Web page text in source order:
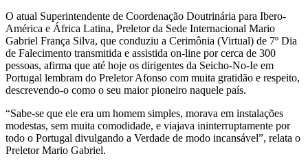
O atual Superintendente de Coordenação Doutrinária para Ibero-
América e África Latina, Preletor da Sede Internacional Mario
Gabriel França Silva, que conduziu a Cerimônia (Virtual) de 7º Dia
de Falecimento transmitida e assistida on-line por cerca de 300
pessoas, afirma que até hoje os dirigentes da Seicho-No-Ie em
Portugal lembram do Preletor Afonso com muita gratidão e respeito,
descrevendo-o como o seu maior pioneiro naquele país.
“Sabe-se que ele era um homem simples, morava em instalações
modestas, sem muita comodidade, e viajava ininterruptamente por
todo o Portugal divulgando a Verdade de modo incansável”, relata o
Preletor Mario Gabriel.